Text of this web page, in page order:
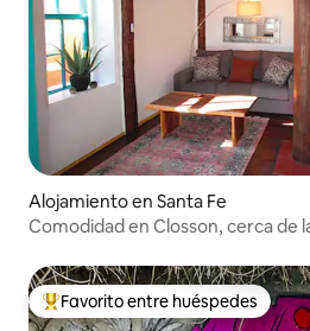
Alojamiento en Santa Fe
Comodidad en Closson, cerca de
Favorito entre huéspedes
Favorito entre huéspedes